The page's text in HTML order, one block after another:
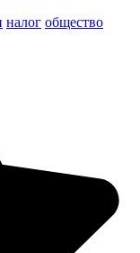
налог общество